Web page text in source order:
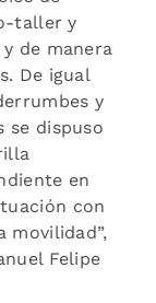
taller y
de manera
De igual
y
se dispuso
en
con
Felipe